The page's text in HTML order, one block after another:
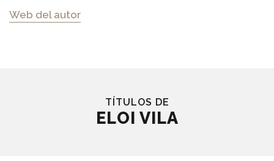
Web del autor
TÍTULOS DE
ELOI VILA